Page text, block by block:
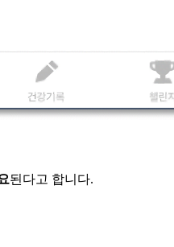
된다고 합니다.